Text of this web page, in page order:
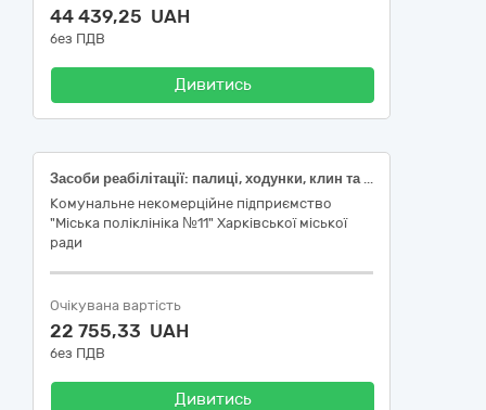
44 439,25 UAH
без ПДВ
Дивитись
Засоби реабілітації: палиці, ходунки, клин та пояс
Комунальне некомерційне підприємство
"Міська поліклініка №11" Харківської міської
ради
Очікувана вартість
22 755,33 UAH
без ПДВ
Дивитись